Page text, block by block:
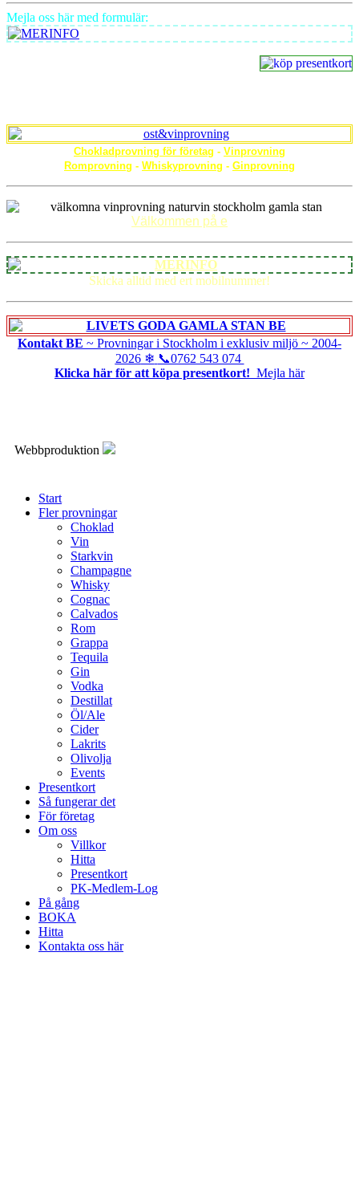
Mejla oss här med formulär:
Chokladprovning för företag - Vinprovning
Romprovning - Whiskyprovning - Ginprovning
Välkommen på e
Skicka alltid med ert mobilnummer!
Kontakt BE ~ Provningar i Stockholm i exklusiv miljö ~ 2004-
2026❄ 📞0762 543 074
Klicka här för att köpa presentkort! Mejla här
Webbproduktion
Start
Fler provningar
Choklad
Vin
Starkvin
Champagne
Whisky
Cognac
Calvados
Rom
Grappa
Tequila
Gin
Vodka
Destillat
Öl/Ale
Cider
Lakrits
Olivolja
Events
Presentkort
Så fungerar det
För företag
Om oss
Villkor
Hitta
Presentkort
PK-Medlem-Log
På gång
BOKA
Hitta
Kontakta oss här